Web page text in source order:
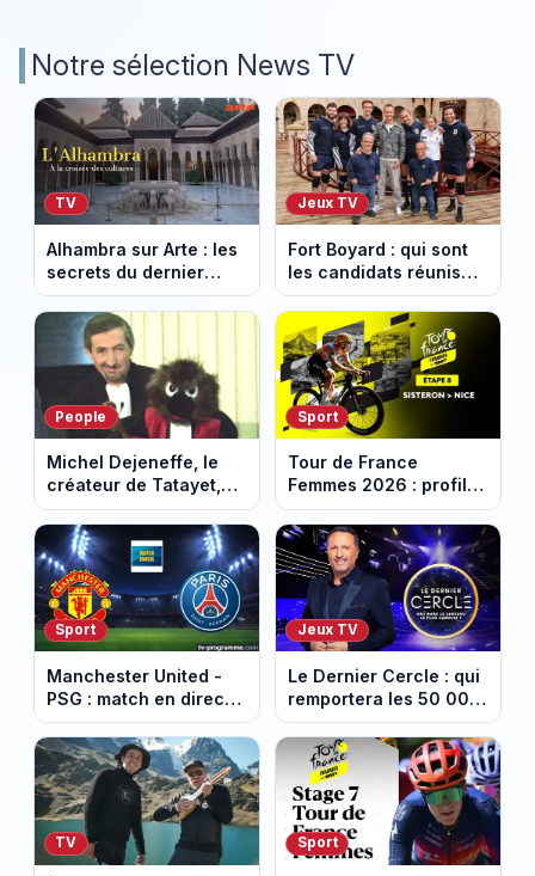
Notre sélection News TV
TV
Alhambra sur Arte : les
secrets du dernier
sultanat musulman
d’Espagne
Jeux TV
Fort Boyard : qui sont
les candidats réunis
par Cyril Féraud ce
samedi 8 août 2026 ?
People
Michel Dejeneffe, le
créateur de Tatayet,
est mort à 77 ans
Sport
Tour de France
Femmes 2026 : profil
et horaires de la 8e
étape entre Sisteron et
Nice
Sport
Manchester United -
PSG : match en direct
sur beIN Sports 1 à
17h00
Jeux TV
Le Dernier Cercle : qui
remportera les 50 000
euros face aux
personnalités ?
TV Sport